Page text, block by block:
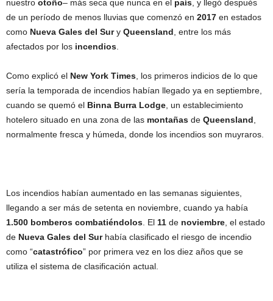
nuestro otoño– más seca que nunca en el país , y llegó después
de un período de menos lluvias que comenzó en 2017 en estados
como Nueva Gales del Sury Queensland , entre los más
afectados por los incendios
Como explicó el New York Times , los primeros indicios de lo que
sería la temporada de incendios habían llegado ya en septiembre,
cuando se quemó el Binna Burra Lodge , un establecimiento
hotelero situado en una zona de las montañas de Queensland
normalmente fresca y húmeda, donde los incendios son muyraros.
Los incendios habían aumentado en las semanas siguientes,
llegando a ser más de setenta en noviembre, cuando ya había
1.500 bomberos combatiéndolos . El 11 de noviembre , el estado
de Nueva Gales del Surhabía clasificado el riesgo de incendio
como “catastrófico” por primera vez en los diez años que se
utiliza el sistema de clasificación actual.